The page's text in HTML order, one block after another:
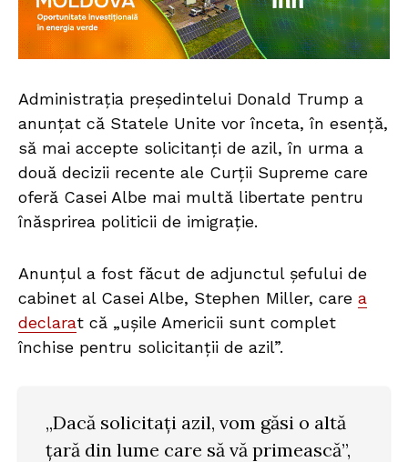
Administrația președintelui Donald Trump a
anunțat că Statele Unite vor înceta, în esență,
să mai accepte solicitanți de azil, în urma a
două decizii recente ale Curții Supreme care
oferă Casei Albe mai multă libertate pentru
înăsprirea politicii de imigrație.
Anunțul a fost făcut de adjunctul șefului de
cabinet al Casei Albe, Stephen Miller, care a
declarat că „ușile Americii sunt complet
închise pentru solicitanții de azil”.
„Dacă solicitați azil, vom găsi o altă
țară din lume care să vă primească”,